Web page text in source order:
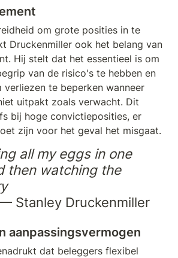
om grote posities in te
Druckenmiller ook het belang van
Hij stelt dat het essentieel is om
van de risico's te hebben en
verliezen te beperken wanneer
uitpakt zoals verwacht. Dit
bij hoge convictieposities, er
zijn voor het geval het misgaat.
all my eggs in one
then watching the
Stanley Druckenmiller
aanpassingsvermogen
dat beleggers flexibel